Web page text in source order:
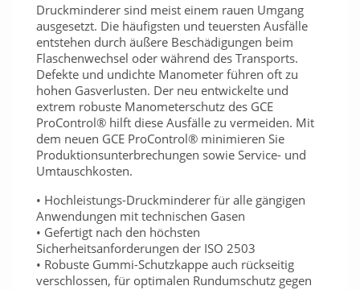
Druckminderer sind meist einem rauen Umgang
ausgesetzt. Die häufigsten und teuersten Ausfälle
entstehen durch äußere Beschädigungen beim
Flaschenwechsel oder während des Transports.
Defekte und undichte Manometer führen oft zu
hohen Gasverlusten. Der neu entwickelte und
extrem robuste Manometerschutz des GCE
ProControl® hilft diese Ausfälle zu vermeiden. Mit
dem neuen GCE ProControl® minimieren Sie
Produktionsunterbrechungen sowie Service- und
Umtauschkosten.
• Hochleistungs-Druckminderer für alle gängigen
Anwendungen mit technischen Gasen
• Gefertigt nach den höchsten
Sicherheitsanforderungen der ISO 2503
• Robuste Gummi-Schutzkappe auch rückseitig
verschlossen, für optimalen Rundumschutz gegen